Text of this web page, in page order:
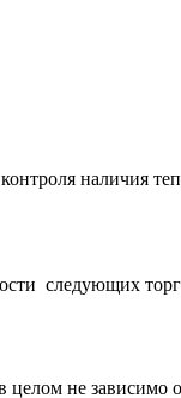
наличия
следующих
не зависимо